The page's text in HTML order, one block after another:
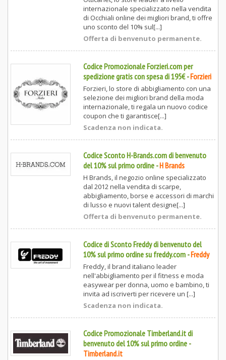
internazionale specializzato nella vendita
di Occhiali online dei migliori brand, ti offre
uno sconto del 10% sul[...]
Offerta di benvenuto permanente.
Codice Promozionale Forzieri.com per
spedizione gratis con spesa di 195€-Forzieri
Forzieri, lo store di abbigliamento con una
selezione dei migliori brand della moda
internazionale, ti regala un nuovo codice
coupon che ti garantisce[...]
Scadenza non indicata.
Codice Sconto H-Brands.com di benvenuto
del 10% sul primo ordine-H Brands
H Brands, il negozio online specializzato
dal 2012 nella vendita di scarpe,
abbigliamento, borse e accessori di marchi
di lusso e nuovi talent designe[...]
Offerta di benvenuto permanente.
Codice di Sconto Freddy di benvenuto del
10% sul primo ordine su freddy.com-Freddy
Freddy, il brand italiano leader
nell'abbigliamento per il fitness e moda
easywear per donna, uomo e bambino, ti
invita ad iscriverti per ricevere un [...]
Scadenza non indicata.
Codice Promozionale Timberland.it di
benvenuto del 10% sul primo ordine-
Timberland.it